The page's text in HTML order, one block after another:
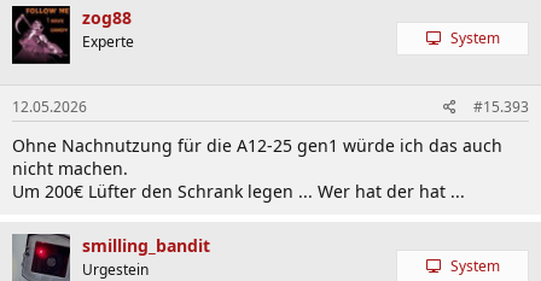
k
t
i
o
n
e
n
:
zog88
Experte System
12.05.2026 #15.393
Ohne Nachnutzung für die A12-25 gen1 würde ich das auch
nicht machen.
Um 200€ Lüfter den Schrank legen ... Wer hat der hat ...
smilling_bandit
Urgestein System